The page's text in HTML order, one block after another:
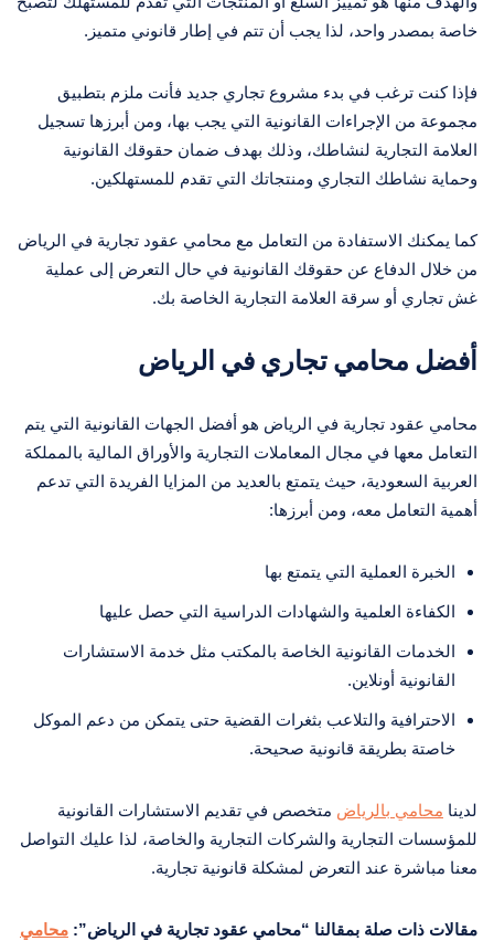
خاصة بمصدر واحد، لذا يجب أن تتم في إطار قانوني متميز.
فإذا كنت ترغب في بدء مشروع تجاري جديد فأنت ملزم بتطبيق
مجموعة من الإجراءات القانونية التي يجب بها، ومن أبرزها تسجيل
العلامة التجارية لنشاطك، وذلك بهدف ضمان حقوقك القانونية
وحماية نشاطك التجاري ومنتجاتك التي تقدم للمستهلكين.
كما يمكنك الاستفادة من التعامل مع محامي عقود تجارية في الرياض
من خلال الدفاع عن حقوقك القانونية في حال التعرض إلى عملية
غش تجاري أو سرقة العلامة التجارية الخاصة بك.
أفضل محامي تجاري في الرياض
محامي عقود تجارية في الرياض هو أفضل الجهات القانونية التي يتم
التعامل معها في مجال المعاملات التجارية والأوراق المالية بالمملكة
العربية السعودية، حيث يتمتع بالعديد من المزايا الفريدة التي تدعم
أهمية التعامل معه، ومن أبرزها:
الخبرة العملية التي يتمتع بها
الكفاءة العلمية والشهادات الدراسية التي حصل عليها
الخدمات القانونية الخاصة بالمكتب مثل خدمة الاستشارات
القانونية أونلاين.
الاحترافية والتلاعب بثغرات القضية حتى يتمكن من دعم الموكل
خاصتة بطريقة قانونية صحيحة.
لدينا محامي بالرياض متخصص في تقديم الاستشارات القانونية
للمؤسسات التجارية والشركات التجارية والخاصة، لذا عليك التواصل
معنا مباشرة عند التعرض لمشكلة قانونية تجارية.
مقالات ذات صلة بمقالنا “محامي عقود تجارية في الرياض”: محامي